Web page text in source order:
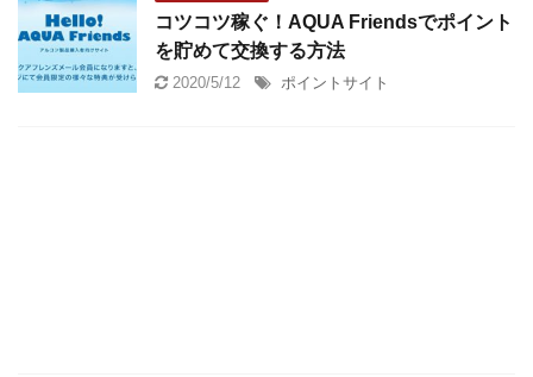
コツコツ稼ぐ！AQUA Friendsでポイント
を貯めて交換する方法
2020/5/12 ポイントサイト